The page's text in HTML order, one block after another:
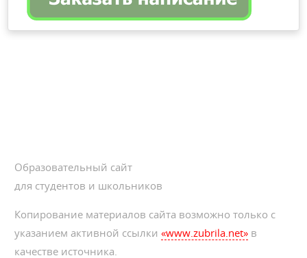
Образовательный сайт
для студентов и школьников
Копирование материалов сайта возможно только с
указанием активной ссылки«www.zubrila.net» в
качестве источника.